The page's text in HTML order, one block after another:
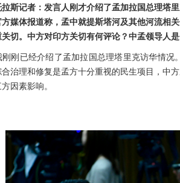
斯记者：发言人刚才介绍了孟加拉国总理塔
媒体报道称，孟中就提斯塔河及其他河流相
切。中方对印方关切有何评论？中孟领导人
刚已经介绍了孟加拉国总理塔里克访华情
治理和修复是孟方十分重视的民生项目，中
因素影响。